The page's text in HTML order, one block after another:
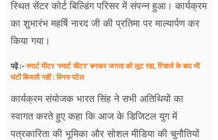
स्थित सेंटर कोर्ट बिल्डिंग परिसर में संपन्न हुआ। कार्यक्रम
का शुभारंभ महर्षि नारद जी की प्रतिमा पर माल्यार्पण कर
किया गया।
पढ़ें :-स्मार्ट मीटर ‘स्मार्ट चीटर’ बनकर जनता को लूट रहा, रिचार्ज के बाद भी
घंटों बिजली नहीं : विनय पटेल
कार्यक्रम संयोजक भारत सिंह ने सभी अतिथियों का
स्वागत करते हुए कहा कि आज के डिजिटल युग में
पत्रकारिता की भूमिका और सोशल मीडिया की चुनौतियों